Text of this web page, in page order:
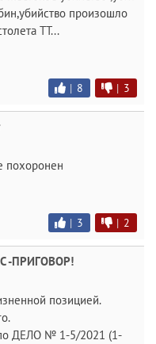
произошло
ТТ...
| 8 | 3
похоронен
| 3 | 2
-ПРИГОВОР!
позицией.
ДЕЛО № 1-5/2021 (1-